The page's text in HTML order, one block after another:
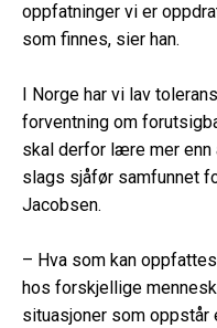
oppfatninger vi er
som finnes, sier han.
I Norge har vi lav
forventning om
skal derfor lære mer
slags sjåfør samfunnet
Jacobsen.
– Hva som kan
hos forskjellige
situasjoner som oppstår